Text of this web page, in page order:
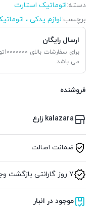
دسته:اتوماتیک استارت
برچسب:لوازم یدکی ،
ارسال رایگان
می باشد.
فروشنده
kalazara زارع
ضمانت اصالت
7 روز گارانتی بازگشت وجه
موجود در انبار